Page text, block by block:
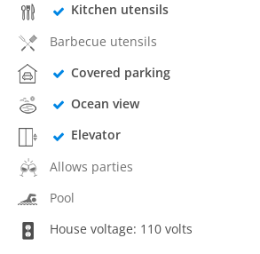
Kitchen utensils
Barbecue utensils
Covered parking
Ocean view
Elevator
Allows parties
Pool
House voltage: 110 volts